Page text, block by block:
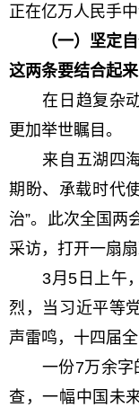
正在亿万人民手
（一）坚定
这两条要结合起
在日趋复杂动
更加举世瞩目。
来自五湖四海
期盼、承载时代
治”。此次全国两
采访，打开一扇
3月5日上午，
烈，当习近平等
声雷鸣，十四届
一份7万余字的
查，一幅中国未